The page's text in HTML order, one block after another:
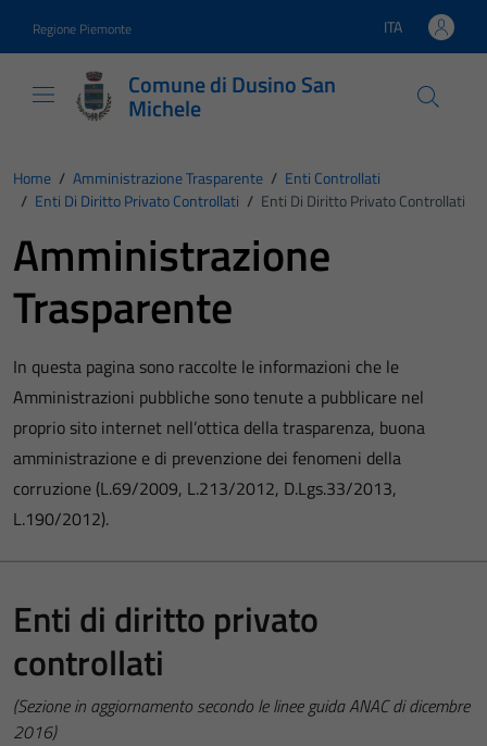
Regione Piemonte Lingua attiva:
ITA
Comune di Dusino San
Michele
Home / Amministrazione Trasparente / Enti Controllati
/ Enti Di Diritto Privato Controllati / Enti Di Diritto Privato Controllati
Amministrazione
Trasparente
In questa pagina sono raccolte le informazioni che le
Amministrazioni pubbliche sono tenute a pubblicare nel
proprio sito internet nell’ottica della trasparenza, buona
amministrazione e di prevenzione dei fenomeni della
corruzione (L.69/2009, L.213/2012, D.Lgs.33/2013,
L.190/2012).
Enti di diritto privato
controllati
(Sezione in aggiornamento secondo le linee guida ANAC di dicembre
2016)